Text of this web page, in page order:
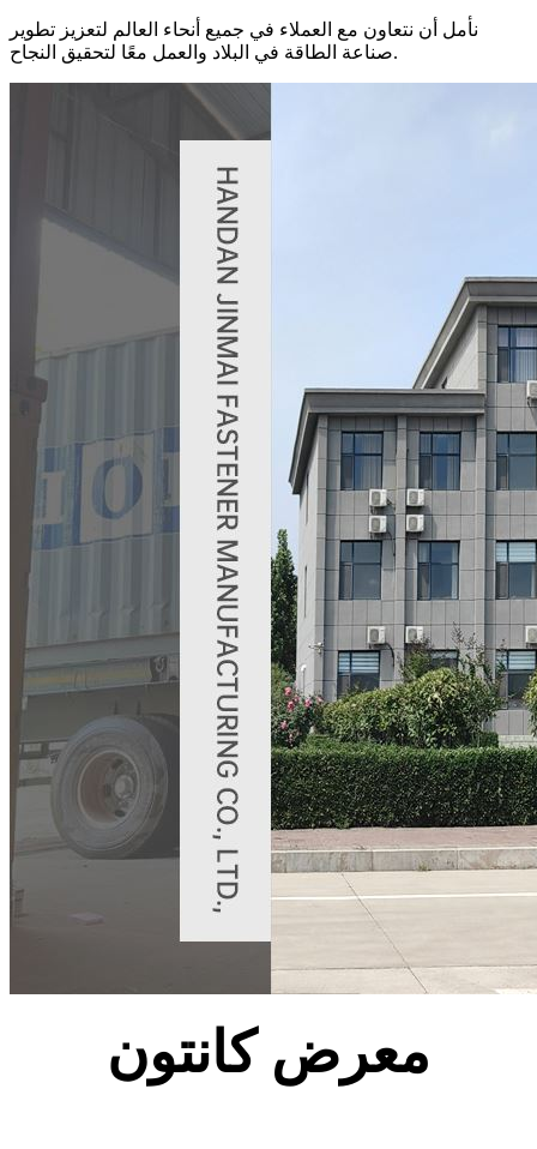
نأمل أن نتعاون مع العملاء في جميع أنحاء العالم لتعزيز تطوير
صناعة الطاقة في البلاد والعمل معًا لتحقيق النجاح.
معرض كانتون